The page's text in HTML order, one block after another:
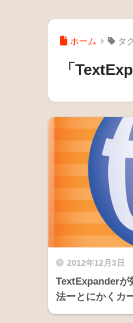
ホーム タ
「
2012年12月3日
TextExpanderが
法ーとにかくカ